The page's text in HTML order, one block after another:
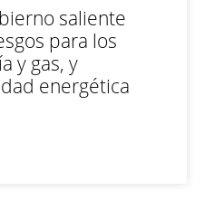
saliente
para los
y gas, y
energética